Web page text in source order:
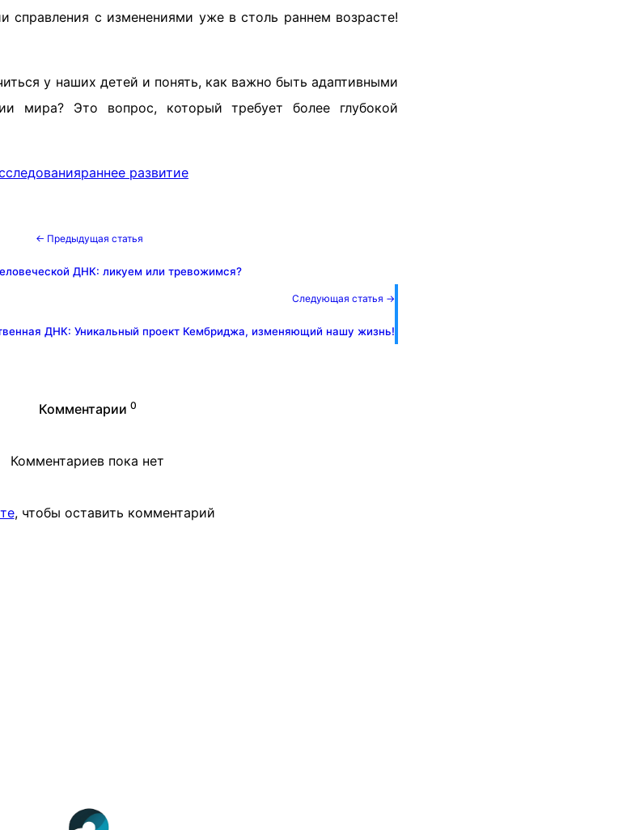
справления с изменениями уже в столь раннем возрасте!
у наших детей и понять, как важно быть адаптивными
мира? Это вопрос, который требует более глубокой
раннее развитие
← Предыдущая статья
ДНК: ликуем или тревожимся?
Следующая статья →
ДНК: Уникальный проект Кембриджа, изменяющий нашу жизнь!
Комментарии 0
Комментариев пока нет
, чтобы оставить комментарий